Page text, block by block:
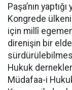
Paşa’nın
Kongrede
için millî
direnişin bir
Hukuk
Müdafaa-i